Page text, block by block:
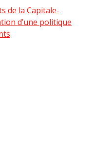
de la Capitale-
d’une politique